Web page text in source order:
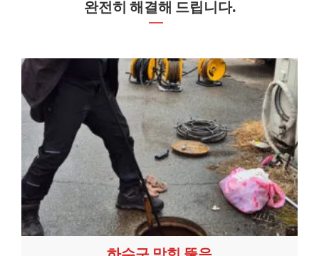
완전히 해결해 드립니다.